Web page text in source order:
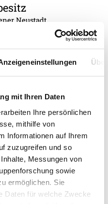
mit Ihren Daten
Ihre persönlichen
mithilfe von
Informationen auf Ihrem
zuzugreifen und so
Messungen von
sowie
ermöglichen. Sie
Daten für welche Zwecke
Neustadt
Neustadt
Josko Ried